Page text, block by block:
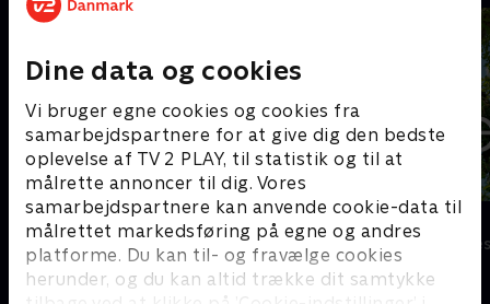
Dine data og cookies
Vi bruger egne cookies og cookies fra
samarbejdspartnere for at give dig den bedste
oplevelse af TV 2 PLAY, til statistik og til at
målrette annoncer til dig. Vores
samarbejdspartnere kan anvende cookie-data til
målrettet markedsføring på egne og andres
platforme. Du kan til- og fravælge cookies
herunder, og du kan altid trække dit samtykke
Carmen & Columbo
Komedie • 1 sæsoner
Grethe
Komedie • 1